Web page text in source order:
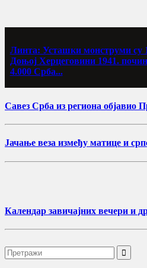
Линта: Усташки монструми су
Доњој Херцеговини 1941.
4.000 Срба...
Савез Срба из региона објавио
Јачање веза између матице и
Календар завичајних вечери и